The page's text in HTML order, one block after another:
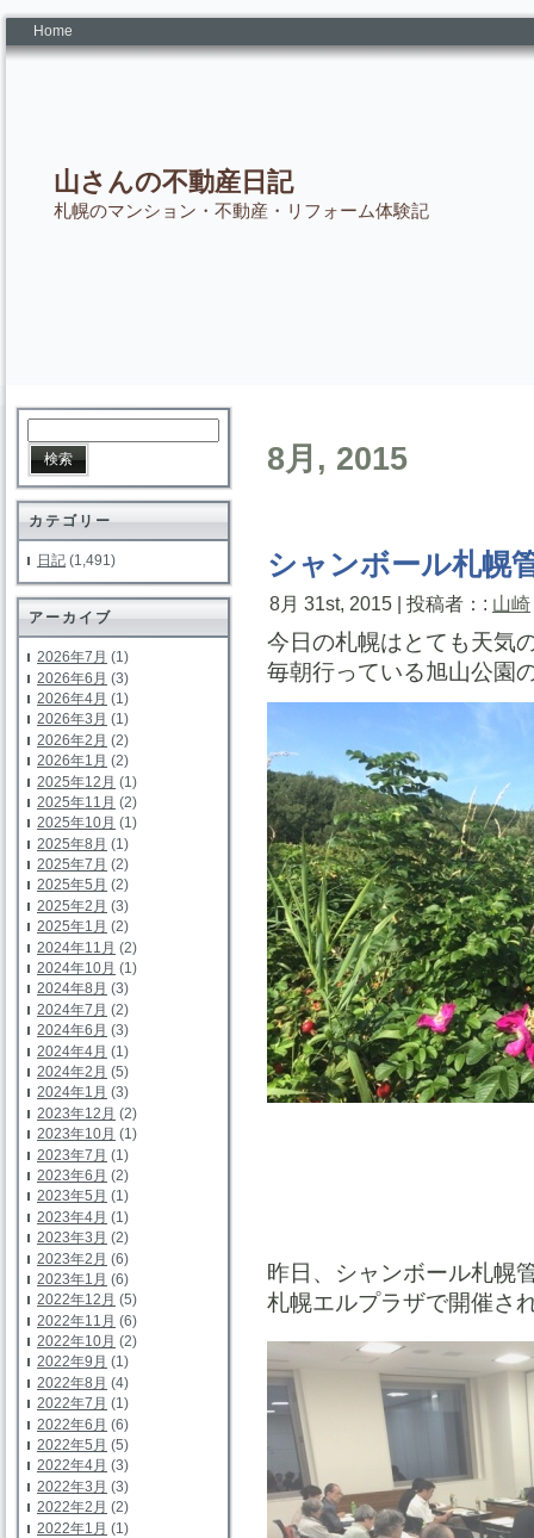
Home
山さんの不動産日記
札幌のマンション・不動産・リフォーム体験記
カテゴリー
日記 (1,491)
アーカイブ
2026年7月 (1)
2026年6月 (3)
2026年4月 (1)
2026年3月 (1)
2026年2月 (2)
2026年1月 (2)
2025年12月 (1)
2025年11月 (2)
2025年10月 (1)
2025年8月 (1)
2025年7月 (2)
2025年5月 (2)
2025年2月 (3)
2025年1月 (2)
2024年11月 (2)
2024年10月 (1)
2024年8月 (3)
2024年7月 (2)
2024年6月 (3)
2024年4月 (1)
2024年2月 (5)
2024年1月 (3)
2023年12月 (2)
2023年10月 (1)
2023年7月 (1)
2023年6月 (2)
2023年5月 (1)
2023年4月 (1)
2023年3月 (2)
2023年2月 (6)
2023年1月 (6)
2022年12月 (5)
2022年11月 (6)
2022年10月 (2)
2022年9月 (1)
2022年8月 (4)
2022年7月 (1)
2022年6月 (6)
2022年5月 (5)
2022年4月 (3)
2022年3月 (3)
2022年2月 (2)
2022年1月 (1)
8月, 2015
シャンボール札幌
8月 31st, 2015 | 投稿者：: 山崎
今日の札幌はとても天気
毎朝行っている旭山公園
昨日、シャンボール札幌
札幌エルプラザで開催さ